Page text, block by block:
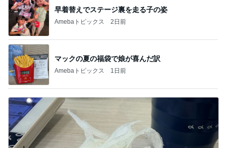
早着替えでステージ裏を走る子の姿
Amebaトピックス 2日前
マックの夏の福袋で娘が喜んだ訳
Amebaトピックス 1日前